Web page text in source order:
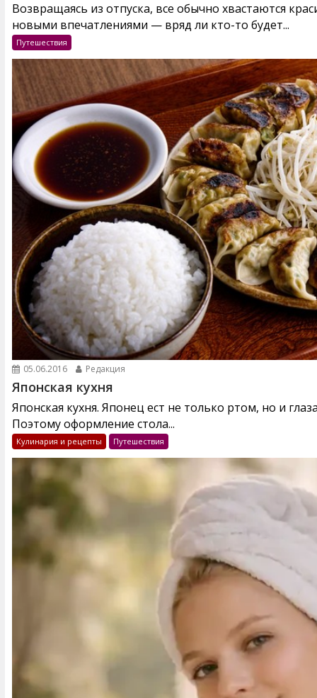
Возвращаясь из отпуска, все обычно хвастаются
новыми впечатлениями — вряд ли кто-то будет...
Путешествия
05.06.2016 Редакция
Японская кухня
Японская кухня. Японец ест не только ртом, но и
Поэтому оформление стола...
Кулинария и рецепты Путешествия